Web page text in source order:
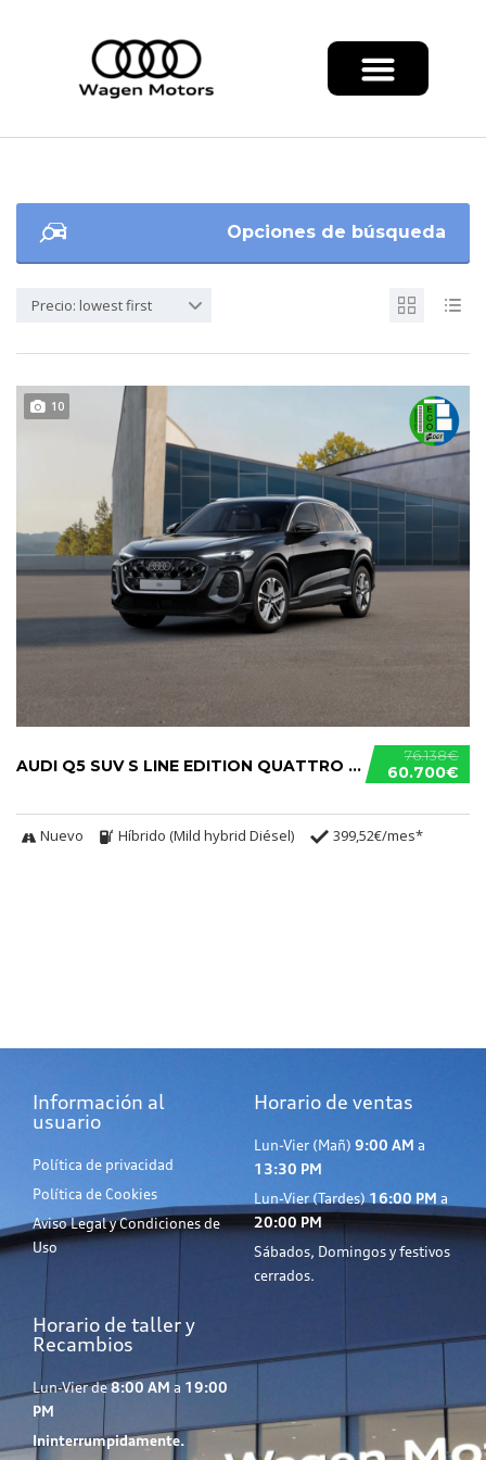
Opciones de búsqueda
Precio: lowest first
10
76.138€
60.700€
AUDI Q5 SUV S LINE EDITION QUATTRO S TRONIC TDI
Nuevo Híbrido (Mild hybrid Diésel) 399,52€/mes*
Información al
usuario
Política de privacidad
Política de Cookies
Aviso Legal y Condiciones de
Uso
Horario de ventas
Lun-Vier (Mañ) 9:00 AM a
13:30 PM
Lun-Vier (Tardes) 16:00 PM a
20:00 PM
Sábados, Domingos y festivos
cerrados.
Horario de taller y
Recambios
Lun-Vier de8:00 AM a 19:00
PM
Ininterrumpidamente.